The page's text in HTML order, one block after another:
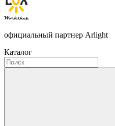
официальный партнер Arlight
Каталог